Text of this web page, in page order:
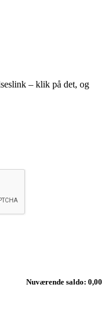
– klik på det, og
Nuværende saldo: 0,00